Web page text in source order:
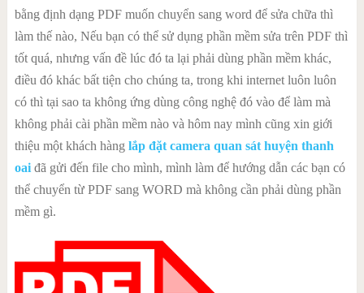
bằng định dạng PDF muốn chuyển sang word để sửa chữa thì
làm thế nào, Nếu bạn có thể sử dụng phần mềm sửa trên PDF thì
tốt quá, nhưng vấn đề lúc đó ta lại phải dùng phần mềm khác,
điều đó khác bất tiện cho chúng ta, trong khi internet luôn luôn
có thì tại sao ta không ứng dùng công nghệ đó vào để làm mà
không phải cài phần mềm nào và hôm nay mình cũng xin giới
thiệu một khách hàng lắp đặt camera quan sát huyện thanh
oai đã gửi đến file cho mình, mình làm để hướng dẫn các bạn có
thể chuyển từ PDF sang WORD mà không cần phải dùng phần
mềm gì.